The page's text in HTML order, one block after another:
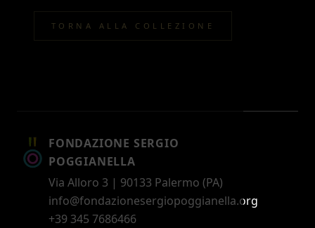
TORNA ALLA COLLEZIONE
FONDAZIONE SERGIO
POGGIANELLA
Via Alloro 3 | 90133 Palermo (PA)
info@fondazionesergiopoggianella.org
+39 345 7686466